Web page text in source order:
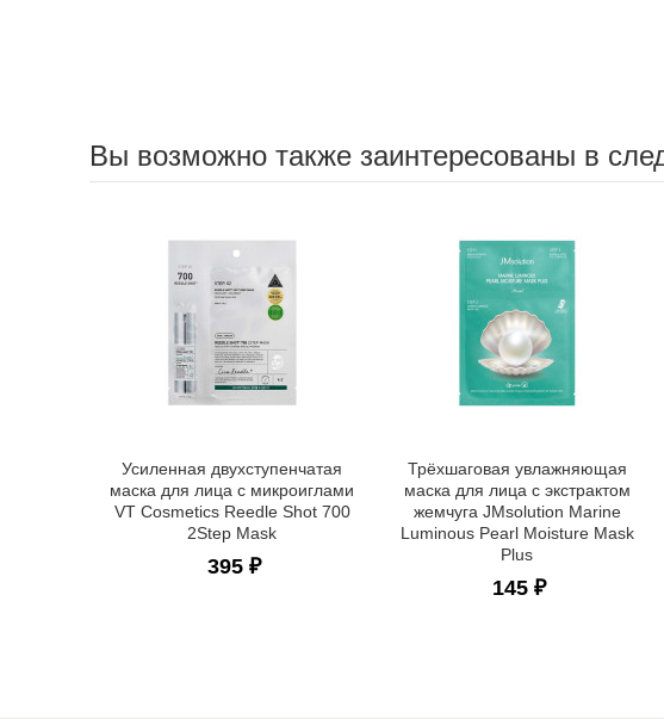
Вы возможно также заинтересованы в
Усиленная двухступенчатая
маска для лица с микроиглами
VT Cosmetics Reedle Shot 700
2Step Mask
395 ₽
Трёхшаговая увлажняющая
маска для лица с экстрактом
жемчуга JMsolution Marine
Luminous Pearl Moisture Mask
Plus
145 ₽